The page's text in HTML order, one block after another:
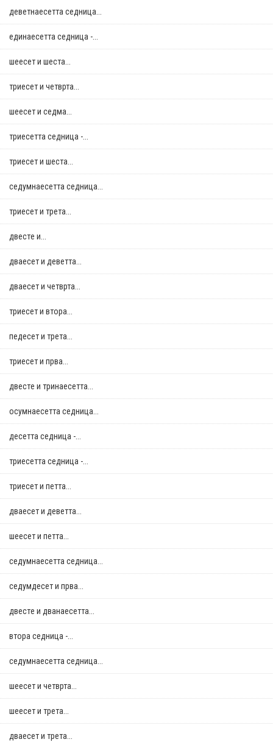
деветнаесетта седница...
единаесетта седница -...
шеесет и шеста...
триесет и четврта...
шеесет и седма...
триесетта седница -...
триесет и шеста...
седумнаесетта седница...
триесет и трета...
двестe и...
дваесет и деветта...
дваесет и четврта...
триесет и втора...
педесет и трета...
триесет и прва...
двестe и тринаесетта...
осумнaесетта седница...
десетта седница -...
триесетта седница -...
триесет и петта...
дваесет и деветта...
шеесет и петта...
седумнаесетта седница...
седумдесет и прва...
двестe и дванаесетта...
втора седница -...
седумнаесетта седница...
шеесет и четврта...
шеесет и трета...
дваесет и трета...